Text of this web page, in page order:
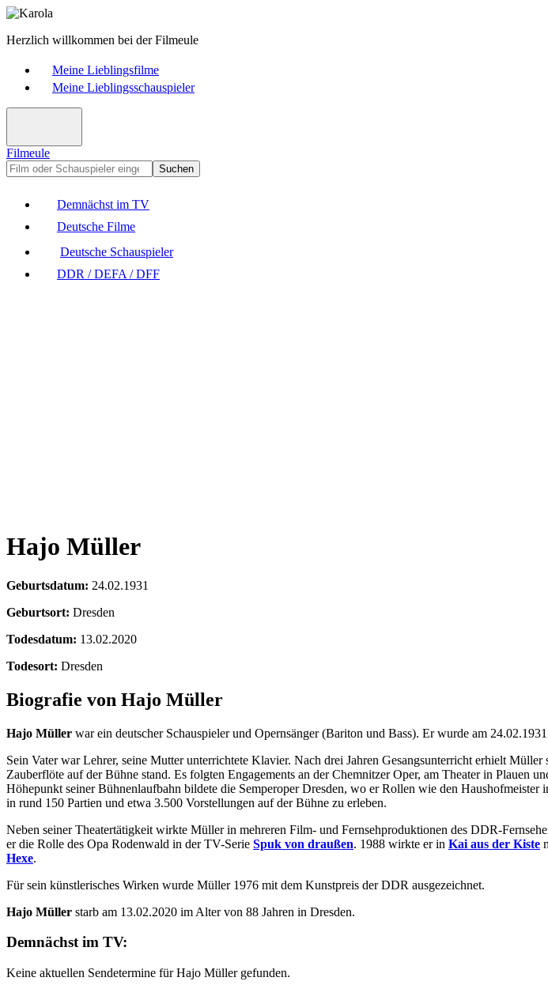
Herzlich willkommen bei der Filmeule
Meine Lieblingsfilme
Meine Lieblingsschauspieler
Filmeule
Suchen
Demnächst im TV
Deutsche Filme
Deutsche Schauspieler
DDR / DEFA / DFF
Hajo Müller
Geburtsdatum: 24.02.1931
Geburtsort: Dresden
Todesdatum: 13.02.2020
Todesort: Dresden
Biografie von Hajo Müller
Hajo Müller war ein deutscher Schauspieler und Opernsänger (Bariton und Bass). Er wurde am
Sein Vater war Lehrer, seine Mutter unterrichtete Klavier. Nach drei Jahren Gesangsunterricht erhielt
Zauberflöte auf der Bühne stand. Es folgten Engagements an der Chemnitzer Oper, am Theater in Plauen
Höhepunkt seiner Bühnenlaufbahn bildete die Semperoper Dresden, wo er Rollen wie den
in rund 150 Partien und etwa 3.500 Vorstellungen auf der Bühne zu erleben.
Neben seiner Theatertätigkeit wirkte Müller in mehreren Film- und Fernsehproduktionen des DDR-
er die Rolle des Opa Rodenwald in der TV-Serie Spuk von draußen. 1988 wirkte er in Kai aus der Kiste
Hexe.
Für sein künstlerisches Wirken wurde Müller 1976 mit dem Kunstpreis der DDR ausgezeichnet.
Hajo Müller starb am 13.02.2020 im Alter von 88 Jahren in Dresden.
Demnächst im TV:
Keine aktuellen Sendetermine für Hajo Müller gefunden.